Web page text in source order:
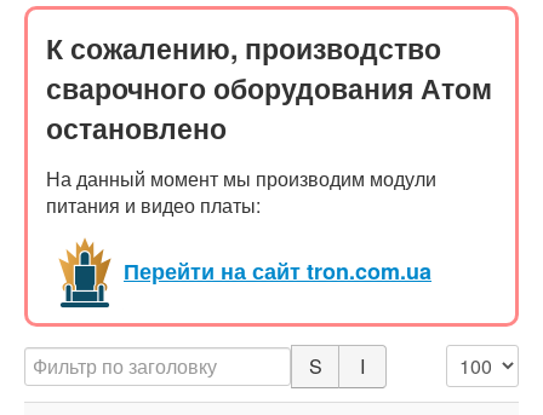
Атом I-250X
Сварочный инвертор
Атом I-250D
Сварочный инвертор
Атом I-180D
Атом I-160C
Сварочный инвертор
Атом I-200H
Подающее устройство
Атом WF-5-2
К сожалению, производство
сварочного оборудования Атом
остановлено
На данный момент мы производим модули
питания и видео платы:
Перейти на сайт tron.com.ua
Фильтр по заголовку Кол-во